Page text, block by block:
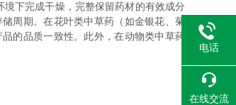
下完成干燥，完整保留药材的有效成分
周期。在花叶类中草药（如金银花、菊
的品质一致性。此外，在动物类中草药
电话
在线交流